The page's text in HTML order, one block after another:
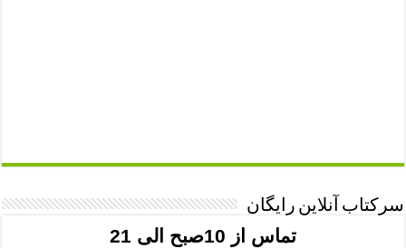
سرکتاب آنلاین رایگان
تماس از 10صبح الی 21